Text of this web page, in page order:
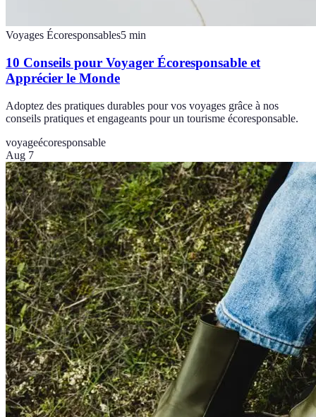
Voyages Écoresponsables5 min
10 Conseils pour Voyager Écoresponsable et
Apprécier le Monde
Adoptez des pratiques durables pour vos voyages grâce à nos
conseils pratiques et engageants pour un tourisme écoresponsable.
voyageécoresponsable
Aug 7